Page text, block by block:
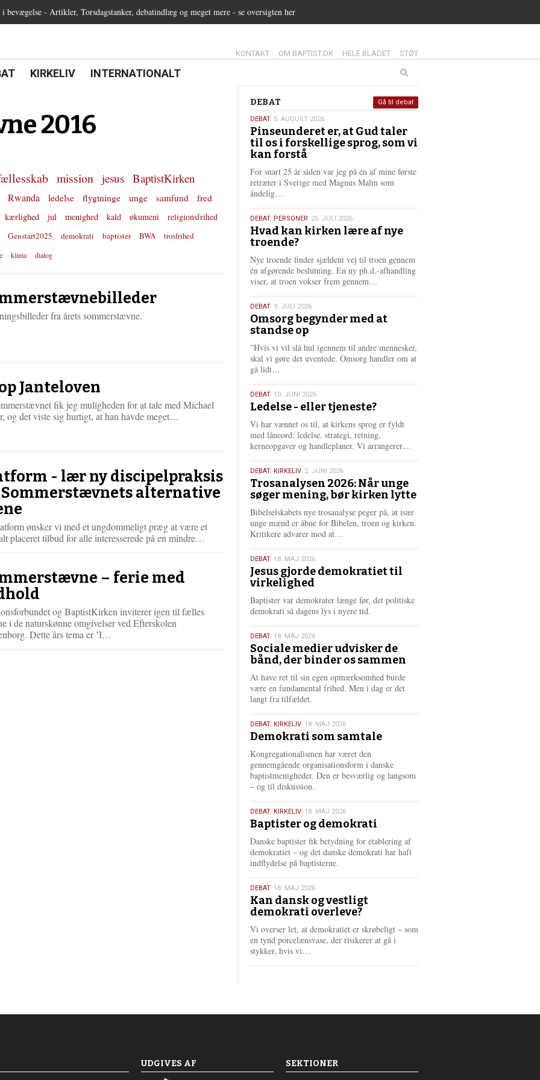
bevægelse - Artikler, Torsdagstanker, debatindlæg og meget mere - se oversigten her
13.0:
KONTAKT 14.0:
OM BAPTIST.DK 15.0:
HELE BLADET 16.0:
STØT
21.0:
KIRKELIV 22.0:
INTERNATIONALT
2016
mission jesus BaptistKirken
Rwanda ledelse flygtninge unge samfund
fred
kærlighed jul menighed kald økumeni
religionsfrihed
Genstart2025 demokrati baptister BWA
trosfrihed
klima dialog
fra årets sommerstævne.
Janteloven
fik jeg muligheden for at tale med Michael
og det viste sig hurtigt, at han havde meget…
m
r
e
- lær ny discipelpraksis
Sommerstævnets alternative
ønsker vi med et ungdommeligt præg at være et
placeret tilbud for alle interesserede på en mindre…
– ferie med
og BaptistKirken inviterer igen til fælles
i de naturskønne omgivelser ved Efterskolen
Dette års tema er ’I…
Debat
DEBAT
5.
august
2026
DEBAT 5. AUGUST 2026
Pinseunderet er, at Gud taler
til os i forskellige sprog, som vi
kan forstå
For snart 25 år siden var jeg på én af mine første
retræter i Sverige med Magnus Malm som
åndelig…
s
m
e
r
e
25.
juli
2026
DEBAT, PERSONER 25. JULI 2026
Hvad kan kirken lære af nye
troende?
Nye troende finder sjældent vej til troen gennem
én afgørende beslutning. En ny ph.d.-afhandling
viser, at troen vokser frem gennem…
e
e
9.
juli
2026
DEBAT 9. JULI 2026
Omsorg begynder med at
standse op
”Hvis vi vil slå hul igennem til andre mennesker,
skal vi gøre det uventede. Omsorg handler om at
gå lidt…
s
e
r
e
10.
juni
2026
DEBAT 10. JUNI 2026
Ledelse - eller tjeneste?
Vi har vænnet os til, at kirkens sprog er fyldt
med låneord: ledelse, strategi, retning,
kerneopgaver og handleplaner. Vi arrangerer…
r
e
2.
juni
2026
DEBAT, KIRKELIV 2. JUNI 2026
Trosanalysen 2026: Når unge
søger mening, bør kirken lytte
Bibelselskabets nye trosanalyse peger på, at især
unge mænd er åbne for Bibelen, troen og kirken.
Kritikere advarer mod at…
e
e
18.
maj
2026
DEBAT 18. MAJ 2026
Jesus gjorde demokratiet til
virkelighed
Baptister var demokrater længe før, det politiske
demokrati så dagens lys i nyere tid.
18.
maj
2026
DEBAT 18. MAJ 2026
Sociale medier udvisker de
bånd, der binder os sammen
At have ret til sin egen opmærksomhed burde
være en fundamental frihed. Men i dag er det
langt fra tilfældet.
18.
maj
2026
DEBAT, KIRKELIV 18. MAJ 2026
Demokrati som samtale
Kongregationalismen har været den
gennemgående organisationsform i danske
baptistmenigheder. Den er besværlig og langsom
– og til diskussion.
18.
maj
2026
DEBAT, KIRKELIV 18. MAJ 2026
Baptister og demokrati
Danske baptister fik betydning for etablering af
demokratiet – og det danske demokrati har haft
indflydelse på baptisterne.
18.
maj
2026
DEBAT 18. MAJ 2026
Kan dansk og vestligt
demokrati overleve?
Vi overser let, at demokratiet er skrøbeligt – som
en tynd porcelænsvase, der risikerer at gå i
stykker, hvis vi…
e
Gå til debat
UDGIVES AF SEKTIONER